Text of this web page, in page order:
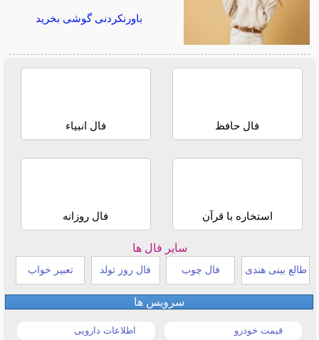
باورنکردنی گوشی بخرید
فال حافظ فال انبیاء
استخاره با قرآن فال روزانه
سایر فال ها
طالع بینی هندی فال چوب فال روز تولد تعبیر خواب
سرویس ها
قیمت خودرو اطلاعات دارویی